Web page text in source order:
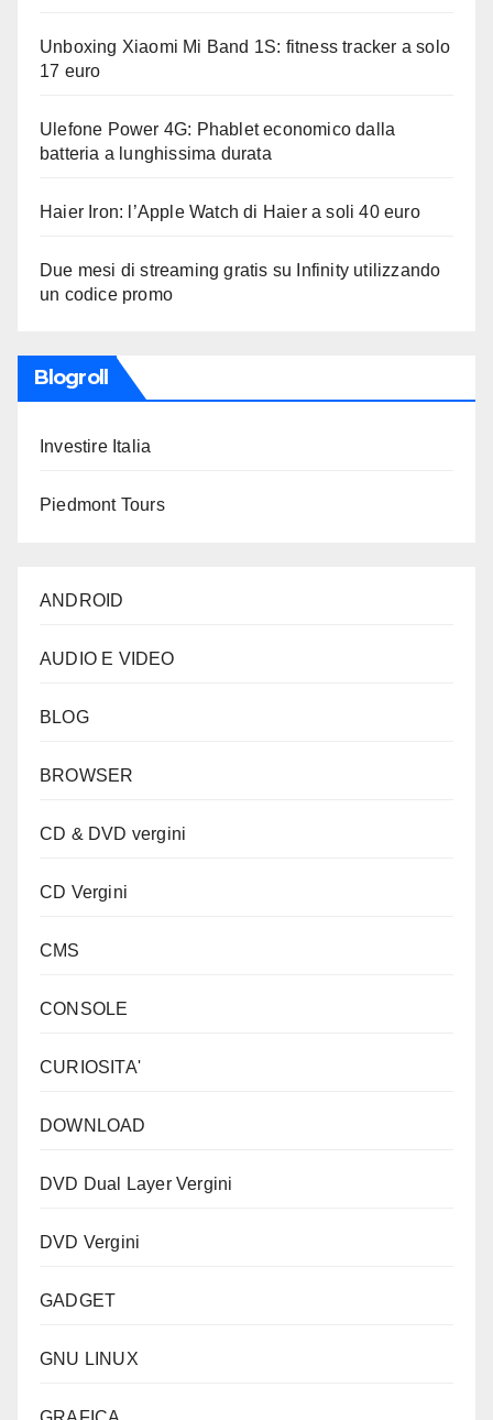
Unboxing Xiaomi Mi Band 1S: fitness tracker a solo
17 euro
Ulefone Power 4G: Phablet economico dalla
batteria a lunghissima durata
Haier Iron: l’Apple Watch di Haier a soli 40 euro
Due mesi di streaming gratis su Infinity utilizzando
un codice promo
Blogroll
Investire Italia
Piedmont Tours
ANDROID
AUDIO E VIDEO
BLOG
BROWSER
CD & DVD vergini
CD Vergini
CMS
CONSOLE
CURIOSITA'
DOWNLOAD
DVD Dual Layer Vergini
DVD Vergini
GADGET
GNU LINUX